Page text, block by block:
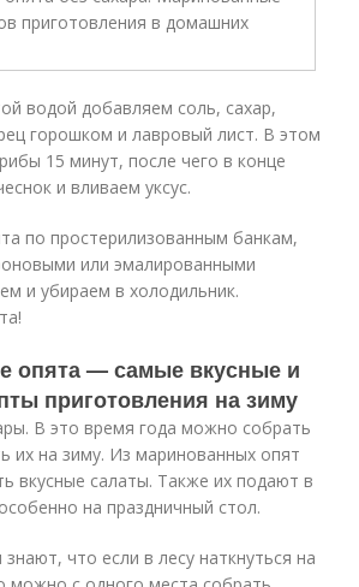
водой добавляем соль, сахар,
горошком и лавровый лист. В этом
15 минут, после чего в конце
и вливаем уксус.
по простерилизованным банкам,
или эмалированными
и убираем в холодильник.
опята — самые вкусные и
приготовления на зиму
В это время года можно собрать
их на зиму. Из маринованных опят
вкусные салаты. Также их подают в
на праздничный стол.
что если в лесу наткнуться на